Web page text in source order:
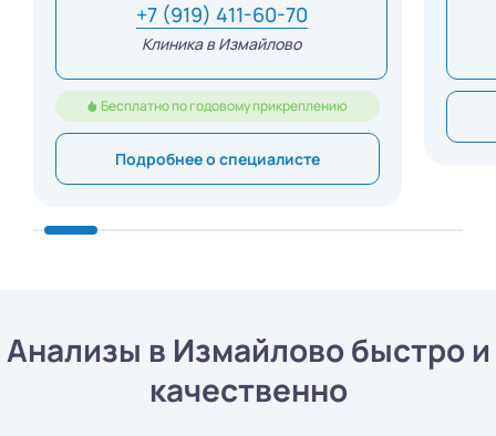
+7 (919) 411-60-70
Клиника в Измайлово
Бесплатно по годовому прикреплению
Подробнее о специалисте
Анализы в Измайлово быстро и
качественно